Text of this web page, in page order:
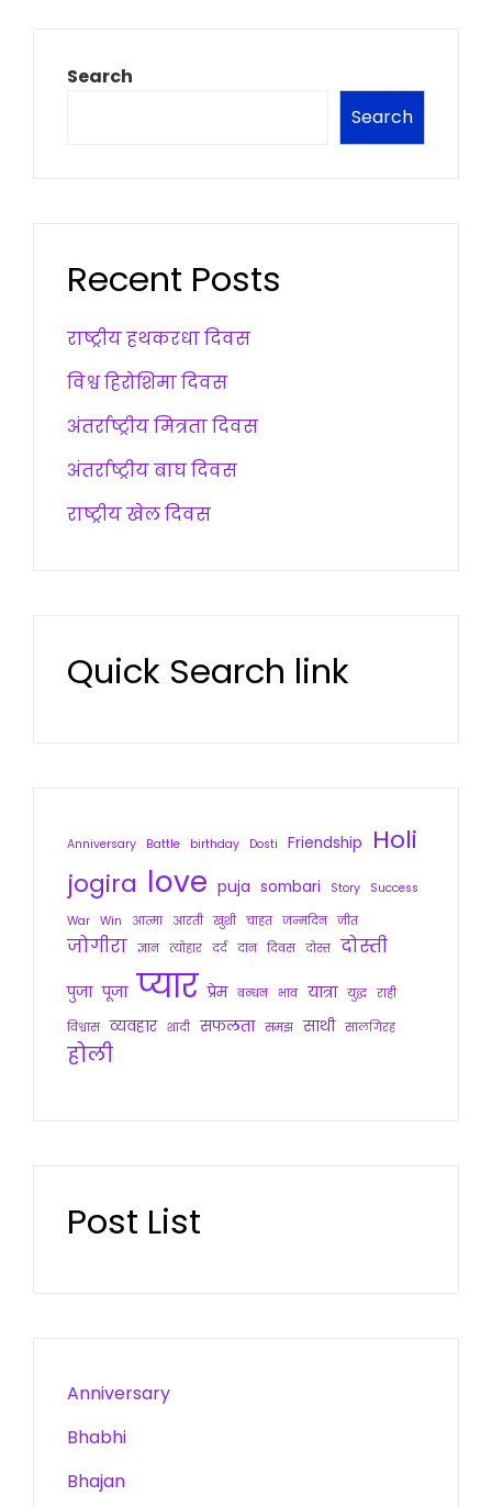
Search
Search
Recent Posts
राष्ट्रीय हथकरधा दिवस
विश्व हिरोशिमा दिवस
अंतर्राष्ट्रीय मित्रता दिवस
अंतर्राष्ट्रीय बाघ दिवस
राष्ट्रीय खेल दिवस
Quick Search link
Anniversary Battle birthday Dosti Friendship
Holi
jogira love puja sombari Story
Success
War Win आत्मा आरती खुशी चाहत जन्मदिन जीत
जोगीरा ज्ञान त्योहार दर्द दान दिवस दोस्त दोस्ती
पुजा पूजा प्यार प्रेम बन्धन भाव यात्रा युद्ध राही
विश्वास व्यवहार शादी सफलता समझ साथी सालगिरह
होली
Post List
Anniversary
Bhabhi
Bhajan